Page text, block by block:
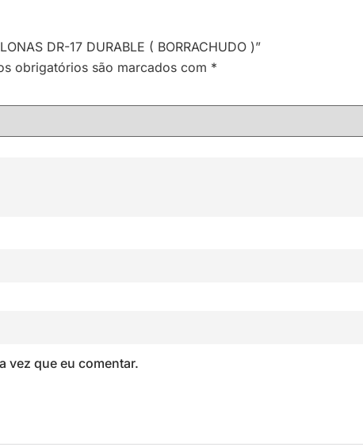
DR-17 DURABLE ( BORRACHUDO )”
obrigatórios são marcados com *
vez que eu comentar.